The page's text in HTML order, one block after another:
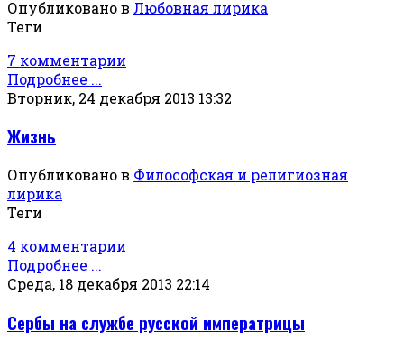
Опубликовано в Любовная лирика
Теги
7 комментарии
Подробнее ...
Вторник, 24 декабря 2013 13:32
Жизнь
Опубликовано в Философская и религиозная
лирика
Теги
4 комментарии
Подробнее ...
Среда, 18 декабря 2013 22:14
Сербы на службе русской императрицы